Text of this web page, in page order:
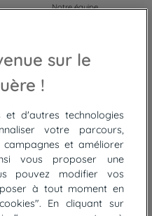
Notre équipe
sur le
!
et d'autres technologies
votre parcours,
et améliorer
vous proposer une
pouvez modifier vos
à tout moment en
En cliquant sur